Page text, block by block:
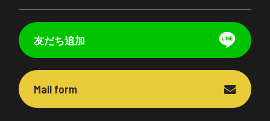
友だち追加
Mail form